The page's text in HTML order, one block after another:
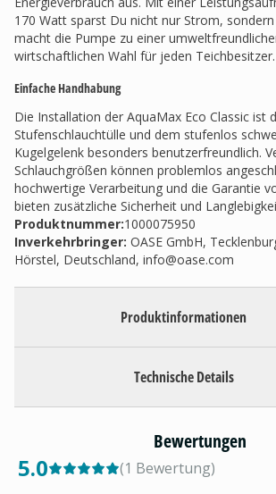
170 Watt sparst Du nicht nur Strom,
macht die Pumpe zu einer
wirtschaftlichen Wahl für jeden Teichbesitzer.
Einfache Handhabung
Die Installation der AquaMax Eco Classic ist
Stufenschlauchtülle und dem stufenlos
Kugelgelenk besonders benutzerfreundlich.
Schlauchgrößen können problemlos
hochwertige Verarbeitung und die Garantie
bieten zusätzliche Sicherheit und
Produktnummer:1000075950
Inverkehrbringer: OASE GmbH,
Hörstel, Deutschland, info@oase.com
Produktinformationen
Technische Details
Bewertungen
5.0 (1 Bewertung)